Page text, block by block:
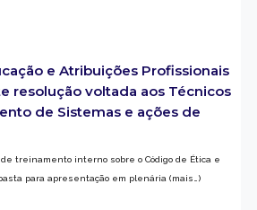
e Atribuições Profissionais
resolução voltada aos Técnicos
de Sistemas e ações de
treinamento interno sobre o Código de Ética e
para apresentação em plenária (mais…)